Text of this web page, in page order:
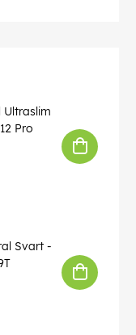
Ultraslim
Pro
Svart -